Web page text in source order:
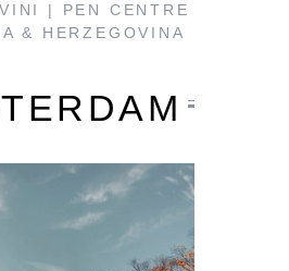
| PEN CENTRE
& HERZEGOVINA